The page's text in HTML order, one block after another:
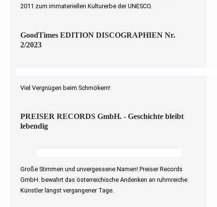
2011 zum immateriellen Kulturerbe der UNESCO.
GoodTimes EDITION DISCOGRAPHIEN Nr.
2/2023
Viel Vergnügen beim Schmökern!
PREISER RECORDS GmbH. - Geschichte bleibt
lebendig
Große Stimmen und unvergessene Namen! Preiser Records
GmbH. bewahrt das österreichische Andenken an ruhmreiche
Künstler längst vergangener Tage.